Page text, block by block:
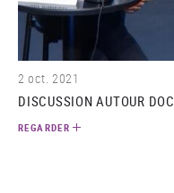
2 oct. 2021
DISCUSSION AUTOUR
REGARDER